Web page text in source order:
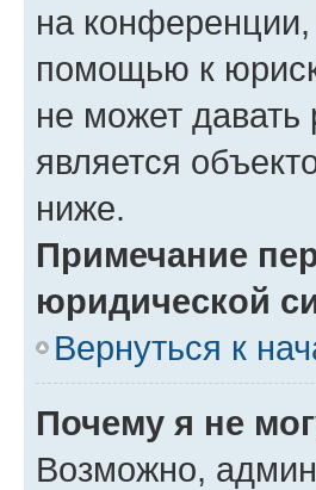
на
помощью к
не может
является
ниже.
Примечание
юридической
Вернуться к
Почему я не
Возможно,